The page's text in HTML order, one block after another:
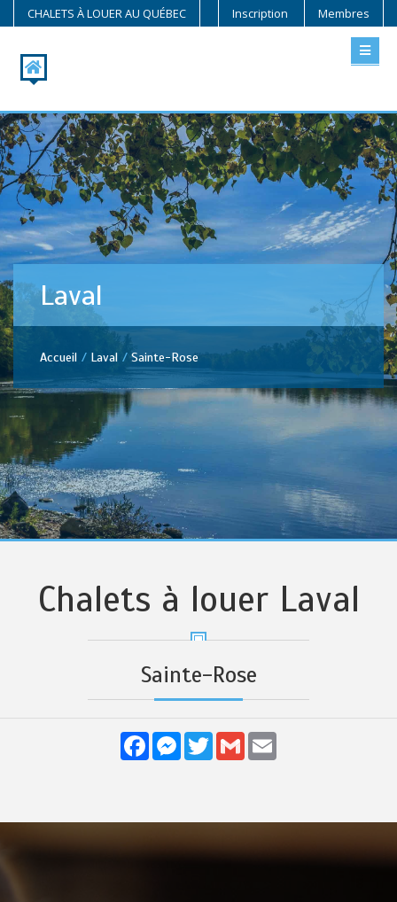
CHALETS À LOUER AU QUÉBEC Inscription Membres
Laval
Accueil Laval Sainte-Rose
Chalets à louer Laval
Sainte-Rose
FacebookMessenger
TwitterGmail